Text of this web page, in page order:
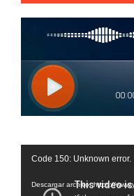
Reproductor
vídeo
Code 150: Unknown error.
Descargar archivo: https://